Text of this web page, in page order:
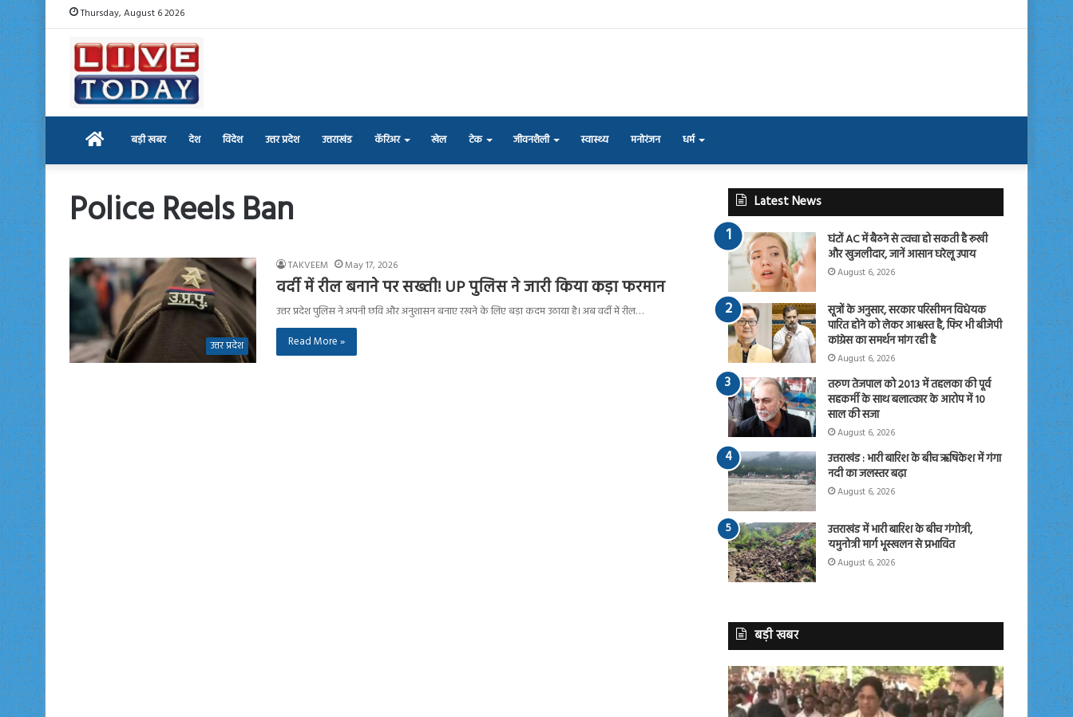
Thursday, August 6 2026
Home बड़ी खबर देश विदेश उत्तर प्रदेश उत्तराखंड कॅरिअर खेल टेक जीवनशैली स्वास्थ्य मनोरंजन धर्म
Police Reels Ban
उत्तर प्रदेश
TAKVEEM May 17, 2026
वर्दी में रील बनाने पर सख्ती! UP पुलिस ने जारी किया कड़ा फरमान
उत्तर प्रदेश पुलिस ने अपनी छवि और अनुशासन बनाए रखने के लिए बड़ा कदम उठाया है। अब वर्दी में रील…
Read More »
Latest News
घंटों AC में बैठने से त्वचा हो सकती है रूखी
और खुजलीदार, जानें आसान घरेलू उपाय
August 6, 2026
सूत्रों के अनुसार, सरकार परिसीमन विधेयक
पारित होने को लेकर आश्वस्त है, फिर भी बीजेपी
कांग्रेस का समर्थन मांग रही है
August 6, 2026
तरुण तेजपाल को 2013 में तहलका की पूर्व
सहकर्मी के साथ बलात्कार के आरोप में 10
साल की सजा
August 6, 2026
उत्तराखंड : भारी बारिश के बीच ऋषिकेश में गंगा
नदी का जलस्तर बढ़ा
August 6, 2026
उत्तराखंड में भारी बारिश के बीच गंगोत्री,
यमुनोत्री मार्ग भूस्खलन से प्रभावित
August 6, 2026
बड़ी खबर